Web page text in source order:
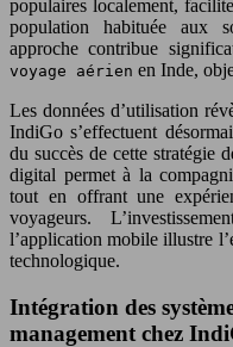
populaires localement,
population habituée aux
approche contribue
voyage aérien en Inde,
Les données d’utilisation
IndiGo s’effectuent
du succès de cette stratégie
digital permet à la
tout en offrant une
voyageurs.
l’application mobile illustre
technologique.
Intégration des
management chez